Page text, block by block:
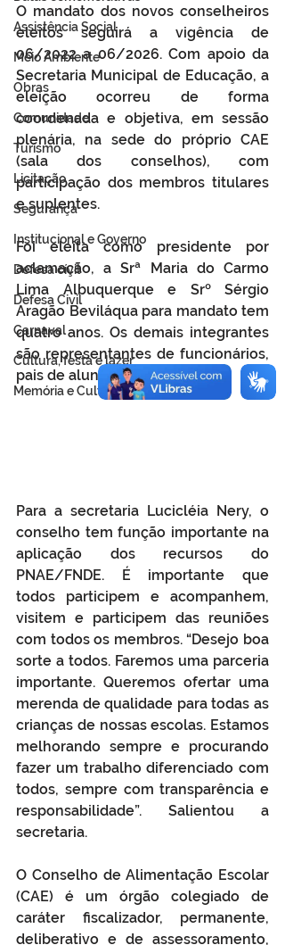
Assistência Social
Meio Ambiente
Obras
Comunidade
Turismo
Licitação
Segurança
Institucional e Governo
Defesa cívil
Defesa Civil
Carnaval
Cultura, festa e lazer
Memória e Cultura
O mandato dos novos conselheiros
eleitos seguirá a vigência de
06/2022 a 06/2026. Com apoio da
Secretaria Municipal de Educação, a
eleição ocorreu de forma
coordenada e objetiva, em sessão
plenária, na sede do próprio CAE
(sala dos conselhos), com
participação dos membros titulares
e suplentes.
Foi eleita como presidente por
aclamação, a Srª Maria do Carmo
Lima Albuquerque e Srº Sérgio
Aragão Beviláqua para mandato tem
quatro anos. Os demais integrantes
são representantes de funcionários,
pais de alunos, sociedade civil.
Para a secretaria Lucicléia Nery, o
conselho tem função importante na
aplicação dos recursos do
PNAE/FNDE. É importante que
todos participem e acompanhem,
visitem e participem das reuniões
com todos os membros. “Desejo boa
sorte a todos. Faremos uma parceria
importante. Queremos ofertar uma
merenda de qualidade para todas as
crianças de nossas escolas. Estamos
melhorando sempre e procurando
fazer um trabalho diferenciado com
todos, sempre com transparência e
responsabilidade”. Salientou a
secretaria.
O Conselho de Alimentação Escolar
(CAE) é um órgão colegiado de
caráter fiscalizador, permanente,
deliberativo e de assessoramento,